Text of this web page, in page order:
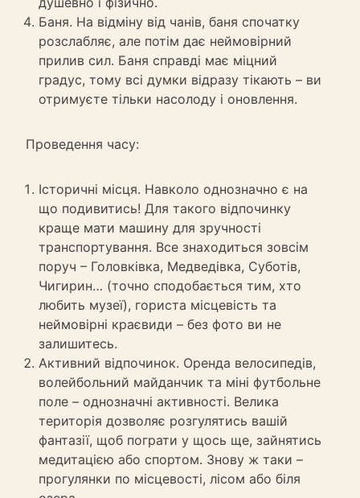
Баня. На відміну від чанів, баня спочатку
розслабляє, але потім дає неймовірний
прилив сил. Баня справді має міцний
градус, тому всі думки відразу тікають – ви
отримуєте тільки насолоду і оновлення.
Проведення часу:
Історичні місця. Навколо однозначно є на
що подивитись! Для такого відпочинку
краще мати машину для зручності
транспортування. Все знаходиться зовсім
поруч – Головківка, Медведівка, Суботів,
Чигирин… (точно сподобається тим, хто
любить музеї), гориста місцевість та
неймовірні краєвиди – без фото ви не
залишитесь.
Активний відпочинок. Оренда велосипедів,
волейбольний майданчик та міні футбольне
поле – однозначні активності. Велика
територія дозволяє розгулятись вашій
фантазії, щоб пограти у щось ще, зайнятись
медитацією або спортом. Знову ж таки –
прогулянки по місцевості, лісом або біля